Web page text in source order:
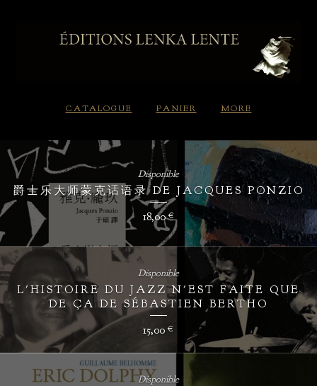
CATALOGUE PANIER MORE
爵士乐大师蒙克话语录 DE JACQUES PONZIO
18,00€
Disponible
L'HISTOIRE DU JAZZ N'EST FAITE QUE
DE ÇA DE SÉBASTIEN BERTHO
15,00 €
Disponible
Disponible